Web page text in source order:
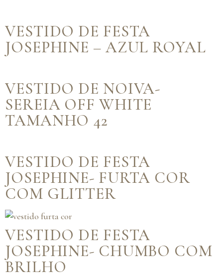
VESTIDO DE FESTA
JOSEPHINE – AZUL ROYAL
VESTIDO DE NOIVA-
SEREIA OFF WHITE
TAMANHO 42
VESTIDO DE FESTA
JOSEPHINE- FURTA COR
COM GLITTER
VESTIDO DE FESTA
JOSEPHINE- CHUMBO COM
BRILHO